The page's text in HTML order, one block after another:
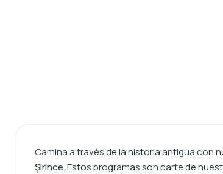
Camina a través de la historia antigua con
Şirince. Estos programas son parte de